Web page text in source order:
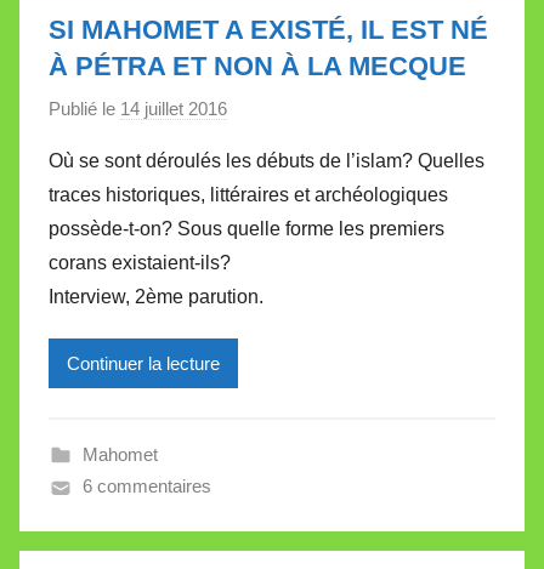
t
e
SI MAHOMET A EXISTÉ, IL EST NÉ
À PÉTRA ET NON À LA MECQUE
Publié le 14 juillet 2016
r
M
i
r
e
l
l
Où se sont déroulés les débuts de l’islam? Quelles
traces historiques, littéraires et archéologiques
possède-t-on? Sous quelle forme les premiers
corans existaient-ils?
Interview, 2ème parution.
Continuer la lecture
Mahomet
6 commentaires